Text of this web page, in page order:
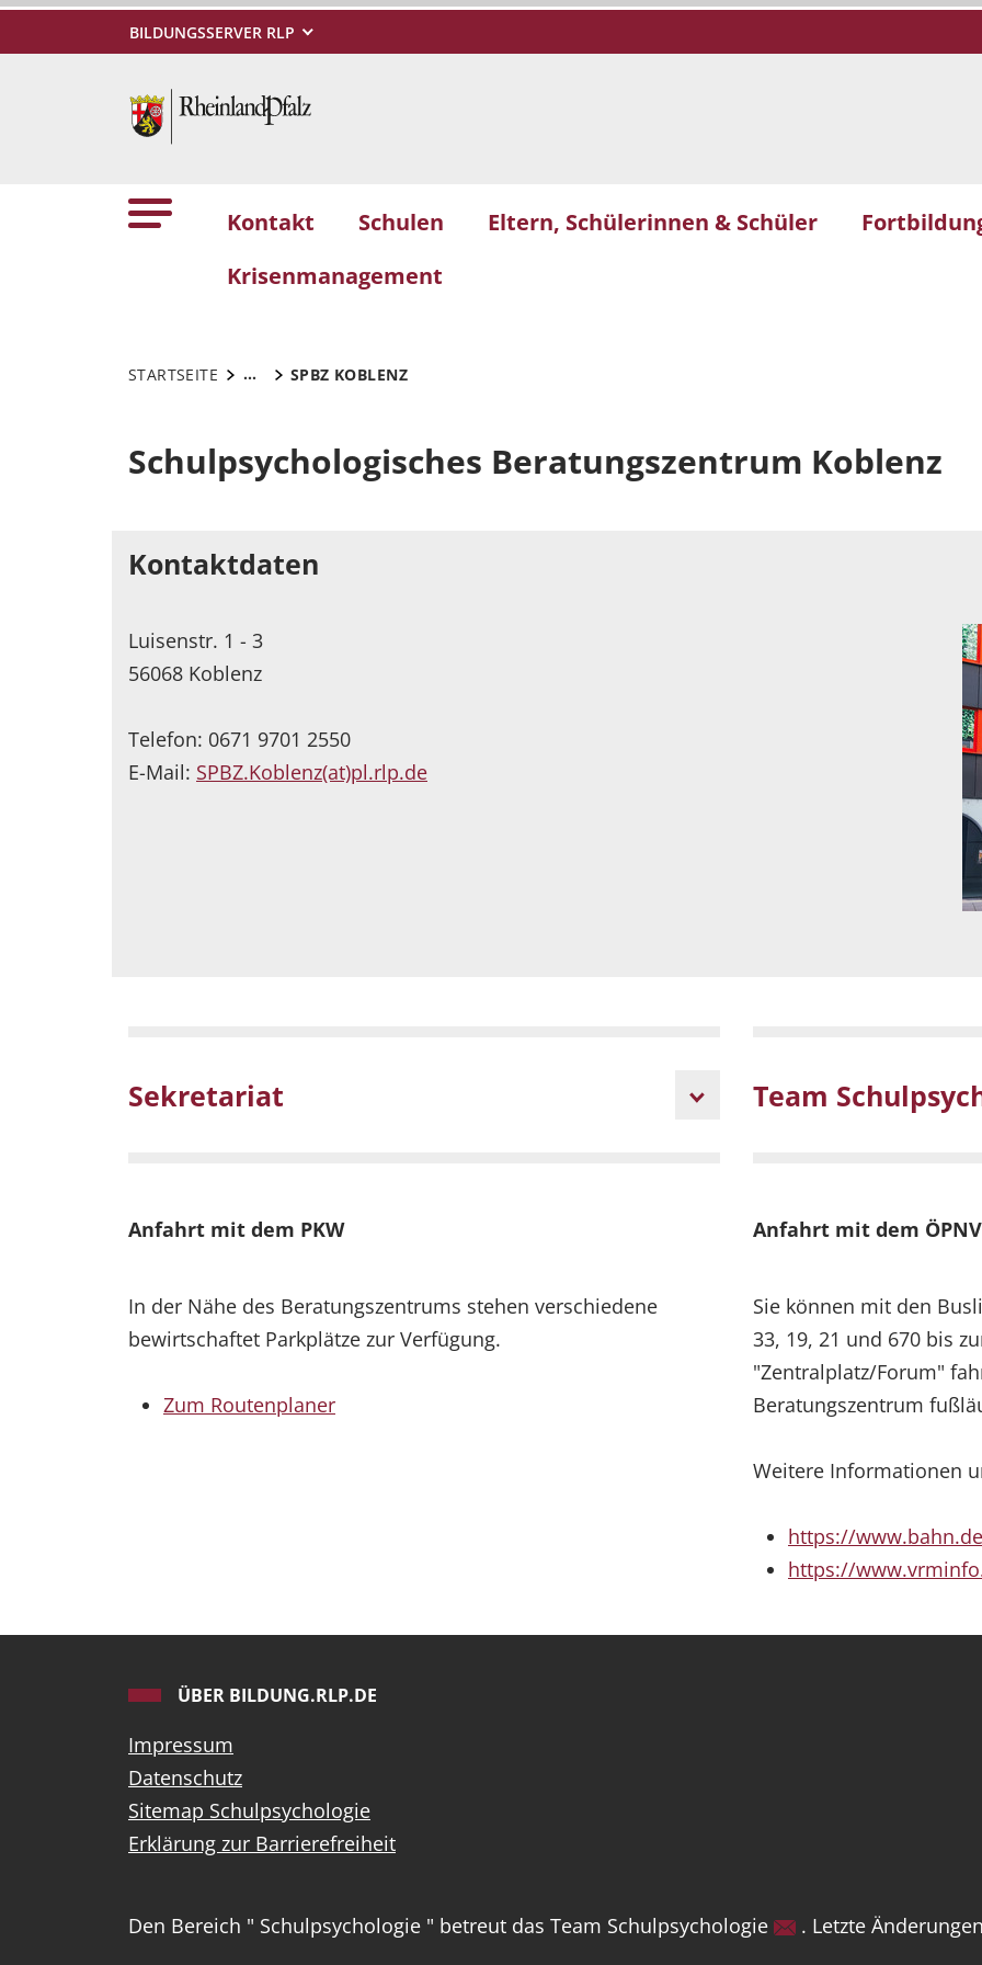
BILDUNGSSERVER RLP
Kontakt Schulen Eltern, Schülerinnen & Schüler
Krisenmanagement
STARTSEITE ... SPBZ KOBLENZ
Schulpsychologisches Beratungszentrum Koblenz
Kontaktdaten
Luisenstr. 1 - 3
56068 Koblenz
Telefon: 0671 9701 2550
E-Mail: SPBZ.Koblenz(at)pl.rlp.de
Sekretariat Team
Anfahrt mit dem PKW
In der Nähe des Beratungszentrums stehen verschiedene
bewirtschaftet Parkplätze zur Verfügung.
Zum Routenplaner
Anfahrt mit dem ÖPNV
Sie können mit den
33, 19, 21 und 670 bis
"Zentralplatz/Forum"
Beratungszentrum
Weitere Informationen
https://
https://
ÜBER BILDUNG.RLP.DE
Impressum
Datenschutz
Sitemap Schulpsychologie
Erklärung zur Barrierefreiheit
Den Bereich " Schulpsychologie " betreut das Team Schulpsychologie . Letzte